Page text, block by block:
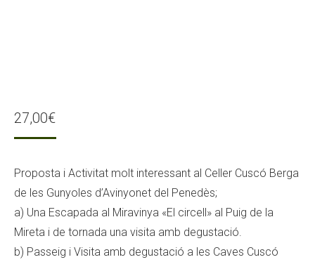
27,00€
Proposta i Activitat molt interessant al Celler Cuscó Berga
de les Gunyoles d’Avinyonet del Penedès;
a) Una Escapada al Miravinya «El circell» al Puig de la
Mireta i de tornada una visita amb degustació.
b) Passeig i Visita amb degustació a les Caves Cuscó